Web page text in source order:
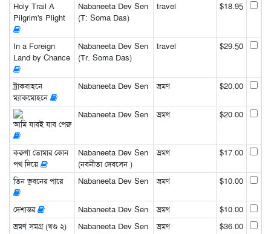
Holy Trail A
Pilgrim's Plight
Nabaneeta Dev Sen
(T: Soma Das)
travel $18.95
In a Foreign
Land by Chance
Nabaneeta Dev Sen
(Tr. Soma Das)
travel $29.50
ট্রাকবাহনে
ম্যাকমোহনে
Nabaneeta Dev Sen ভ্রমণ $20.00
আমি যাবই যাব পেরু
Nabaneeta Dev Sen ভ্রমণ $20.00
করুণা তোমার কোন
পথ দিয়ে
Nabaneeta Dev Sen
(নবনীতা দেবসেন )
ভ্রমণ $17.00
তিন ভুবনের পারে Nabaneeta Dev Sen ভ্রমণ $10.00
দেশান্তর Nabaneeta Dev Sen ভ্রমণ
$10.00
ভ্রমণ সমগ্র (খণ্ড ২)
Nabaneeta Dev Sen ভ্রমণ $36.00